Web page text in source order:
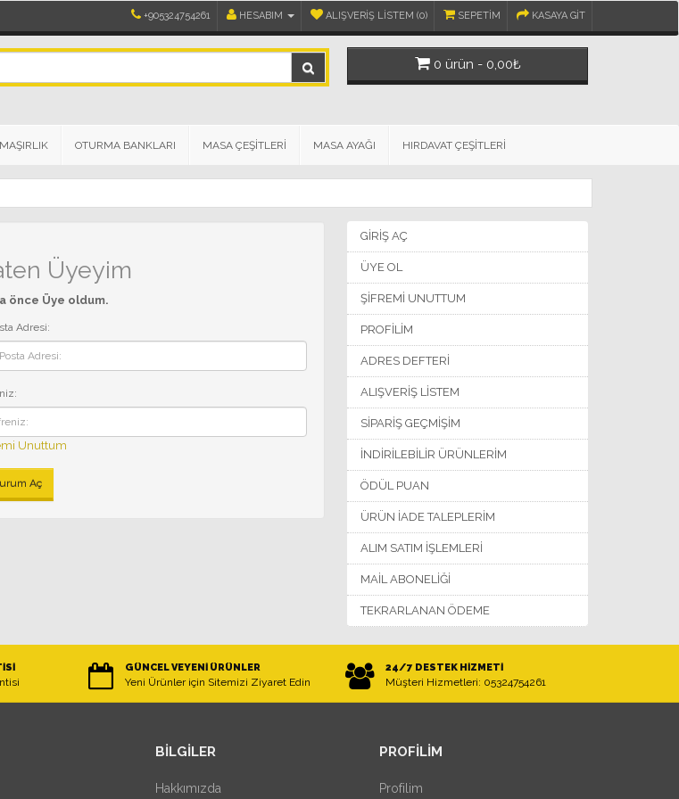
+905324754261 HESABIM ALIŞVERIŞ LISTEM (0) SEPETIM KASAYA GIT
0 ürün - 0,00₺
OTURMA BANKLARI MASA ÇEŞİTLERİ MASA AYAĞI HIRDAVAT ÇEŞİTLERİ
Üyeyim
önce Üye oldum.
Adresi:
Unuttum
GIRIŞ AÇ
ÜYE OL
ŞIFREMI UNUTTUM
PROFILIM
ADRES DEFTERI
ALIŞVERIŞ LISTEM
SIPARIŞ GEÇMIŞIM
İNDIRILEBILIR ÜRÜNLERIM
ÖDÜL PUAN
ÜRÜN İADE TALEPLERIM
ALIM SATIM İŞLEMLERI
MAIL ABONELIĞI
TEKRARLANAN ÖDEME
GÜNCEL VEYENI ÜRÜNLER
Yeni Ürünler için Sitemizi Ziyaret Edin
24/7 DESTEK HIZMETI
Müşteri Hizmetleri: 05324754261
BILGILER
Hakkımızda
PROFILIM
Profilim